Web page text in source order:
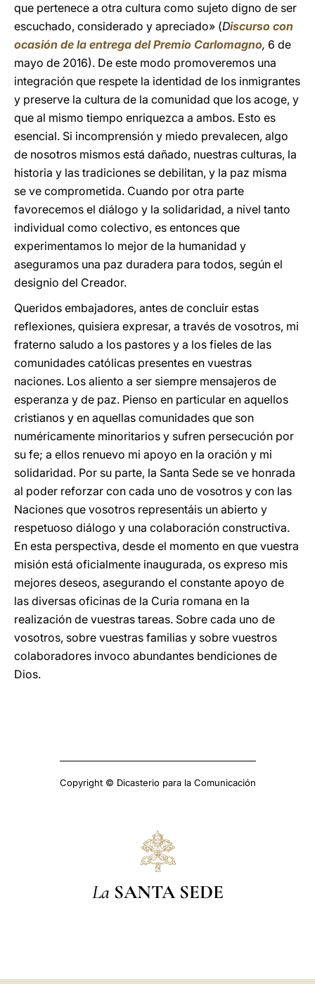
que pertenece a otra cultura como sujeto digno de ser
escuchado, considerado y apreciado» (Discurso con
ocasión de la entrega del Premio Carlomagno, 6 de
mayo de 2016). De este modo promoveremos una
integración que respete la identidad de los inmigrantes
y preserve la cultura de la comunidad que los acoge, y
que al mismo tiempo enriquezca a ambos. Esto es
esencial. Si incomprensión y miedo prevalecen, algo
de nosotros mismos está dañado, nuestras culturas, la
historia y las tradiciones se debilitan, y la paz misma
se ve comprometida. Cuando por otra parte
favorecemos el diálogo y la solidaridad, a nivel tanto
individual como colectivo, es entonces que
experimentamos lo mejor de la humanidad y
aseguramos una paz duradera para todos, según el
designio del Creador.
Queridos embajadores, antes de concluir estas
reflexiones, quisiera expresar, a través de vosotros, mi
fraterno saludo a los pastores y a los fieles de las
comunidades católicas presentes en vuestras
naciones. Los aliento a ser siempre mensajeros de
esperanza y de paz. Pienso en particular en aquellos
cristianos y en aquellas comunidades que son
numéricamente minoritarios y sufren persecución por
su fe; a ellos renuevo mi apoyo en la oración y mi
solidaridad. Por su parte, la Santa Sede se ve honrada
al poder reforzar con cada uno de vosotros y con las
Naciones que vosotros representáis un abierto y
respetuoso diálogo y una colaboración constructiva.
En esta perspectiva, desde el momento en que vuestra
misión está oficialmente inaugurada, os expreso mis
mejores deseos, asegurando el constante apoyo de
las diversas oficinas de la Curia romana en la
realización de vuestras tareas. Sobre cada uno de
vosotros, sobre vuestras familias y sobre vuestros
colaboradores invoco abundantes bendiciones de
Dios.
Copyright © Dicasterio para la Comunicación
La SANTA SEDE